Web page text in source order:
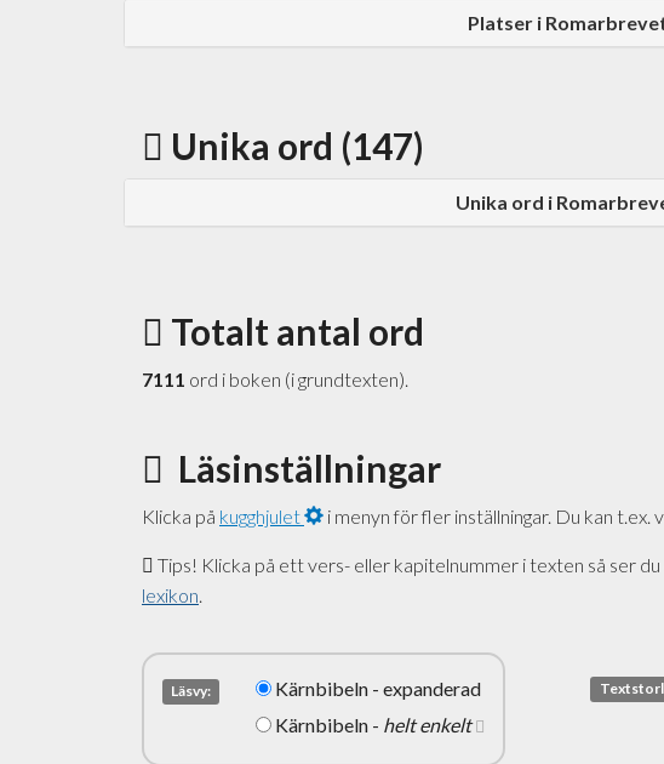
Platser i
Unika ord (147)
Unika ord i
Totalt antal ord
7111 ord i boken (i grundtexten).
Läsinställningar
Klicka på kugghjulet i menyn för fler inställningar. Du kan
Tips! Klicka på ett vers- eller kapitelnummer i texten så ser
lexikon.
Läsvy:
Kärnbibeln - expanderad
Kärnbibeln - helt enkelt